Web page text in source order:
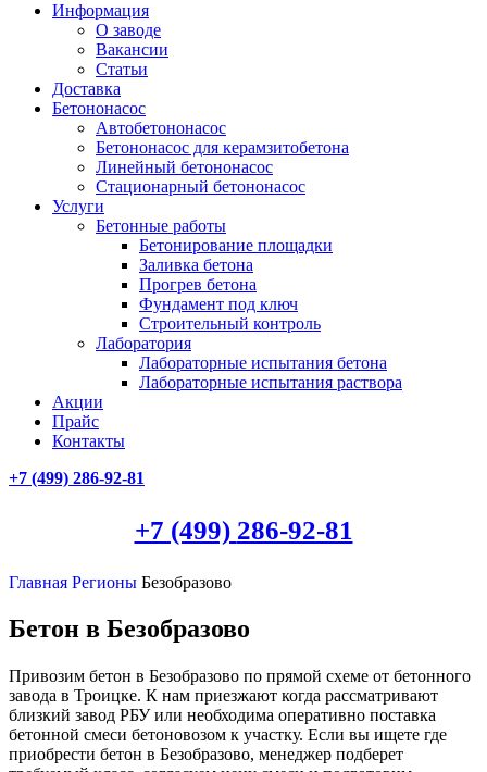
Информация
О заводе
Вакансии
Статьи
Доставка
Бетононасос
Автобетононасос
Бетононасос для керамзитобетона
Линейный бетононасос
Стационарный бетононасос
Услуги
Бетонные работы
Бетонирование площадки
Заливка бетона
Прогрев бетона
Фундамент под ключ
Строительный контроль
Лаборатория
Лабораторные испытания бетона
Лабораторные испытания раствора
Акции
Прайс
Контакты
+7 (499) 286-92-81
+7 (499) 286-92-81
Главная Регионы Безобразово
Бетон в Безобразово
Привозим бетон в Безобразово по прямой схеме от бетонного
завода в Троицке. К нам приезжают когда рассматривают
близкий завод РБУ или необходима оперативно поставка
бетонной смеси бетоновозом к участку. Если вы ищете где
приобрести бетон в Безобразово, менеджер подберет